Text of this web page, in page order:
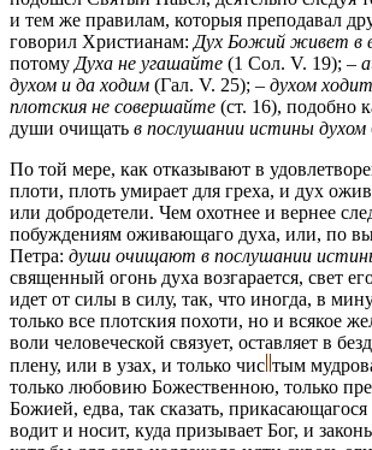
и тем же правилам, которыя преподавал
говорил Христианам: Дух Божий живет в
потому Духа не угашайте (1 Сол. V. 19); –
духом и да ходим (Гал. V. 25); – духом
плотския не совершайте (ст. 16), подобно
души очищать в послушании истины духом
По той мере, как отказывают в
плоти, плоть умирает для греха, и дух
или добродетели. Чем охотнее и вернее
побуждениям оживающаго духа, или, по
Петра: души очищают в послушании
священный огонь духа возгарается, свет
идет от силы в силу, так, что иногда, в
только все плотския похоти, но и всякое
воли человеческой связует, оставляет в
плену, или в узах, и только чис тым
только любовию Божественною, только
Божией, едва, так сказать, прикасающагося
водит и носит, куда призывает Бог, и